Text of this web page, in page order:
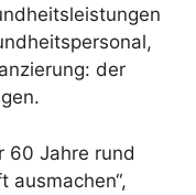
der
60 Jahre rund
ausmachen“,